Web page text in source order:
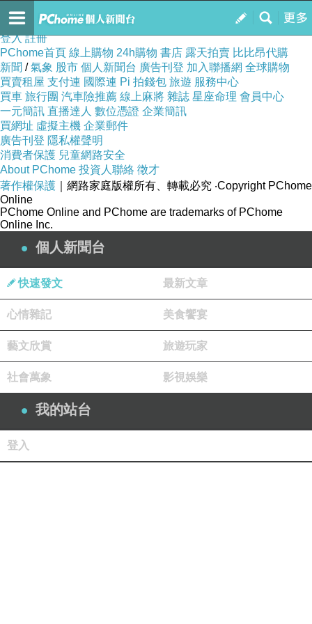
我的
訂閱
登入 註冊
PChome首頁 線上購物 24h購物 書店 露天拍賣 比比昂代購
新聞 /氣象 股市 個人新聞台 廣告刊登 加入聯播網 全球購物
買賣租屋 支付連 國際連 Pi 拍錢包 旅遊 服務中心
買車 旅行團 汽車險推薦 線上麻將 雜誌 星座命理 會員中心
一元簡訊 直播達人 數位憑證 企業簡訊
買網址 虛擬主機 企業郵件
廣告刊登 隱私權聲明
消費者保護 兒童網路安全
About PChome 投資人聯絡 徵才
著作權保護 ｜網路家庭版權所有、轉載必究 ‧Copyright PChome
Online
PChome Online and PChome are trademarks of PChome
Online Inc.
個人新聞台
快速發文 最新文章
心情雜記 美食饗宴
藝文欣賞 旅遊玩家
社會萬象 影視娛樂
我的站台
登入